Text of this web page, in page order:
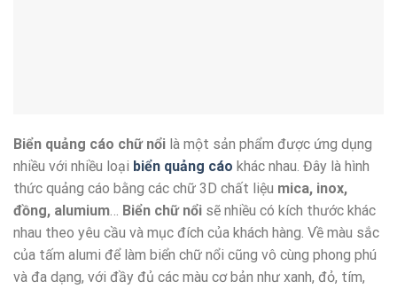
Biển quảng cáo chữ nổi là một sản phẩm được ứng dụng
nhiều với nhiều loại biển quảng cáo khác nhau. Đây là hình
thức quảng cáo bằng các chữ 3D chất liệu mica, inox,
đồng, alumium
Biển chữ nổi sẽ nhiều có kích thước khác
nhau theo yêu cầu và mục đích của khách hàng. Về màu sắc
của tấm alumi để làm biển chữ nổi cũng vô cùng phong phú
và đa dạng, với đầy đủ các màu cơ bản như xanh, đỏ, tím,